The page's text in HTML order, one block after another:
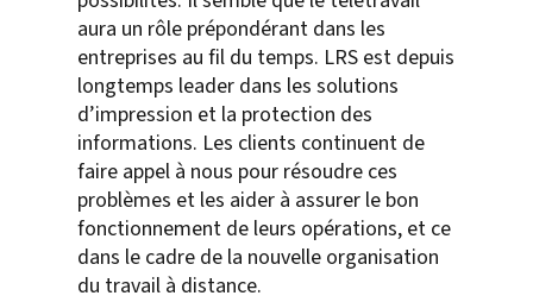
aura un rôle prépondérant dans les
entreprises au fil du temps. LRS est depuis
longtemps leader dans les solutions
d’impression et la protection des
informations. Les clients continuent de
faire appel à nous pour résoudre ces
problèmes et les aider à assurer le bon
fonctionnement de leurs opérations, et ce
dans le cadre de la nouvelle organisation
du travail à distance.